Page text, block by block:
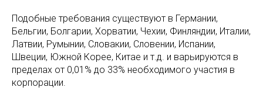
Подобные требования существуют в Германии,
Бельгии, Болгарии, Хорватии, Чехии, Финляндии, Италии,
Латвии, Румынии, Словакии, Словении, Испании,
Швеции, Южной Корее, Китае и т.д. и варьируются в
пределах от 0,01% до 33% необходимого участия в
корпорации.